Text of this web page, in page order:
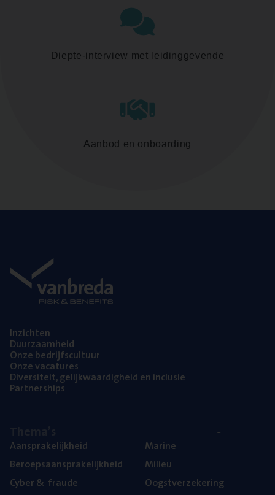
Diepte-interview met leidinggevende
Aanbod en onboarding
Inzich­ten
Duur­zaam­heid
Onze bedrijfs­cul­tuur
Onze vaca­tu­res
Diver­si­teit, gelijk­waar­dig­heid en inclusie
Part­ner­ships
Aan­spra­ke­lijk­heid
Beroeps­aan­spra­ke­lijk­heid
Cyber& fraude
Mari­ne
Mili­eu
Oogst­ver­ze­ke­ring